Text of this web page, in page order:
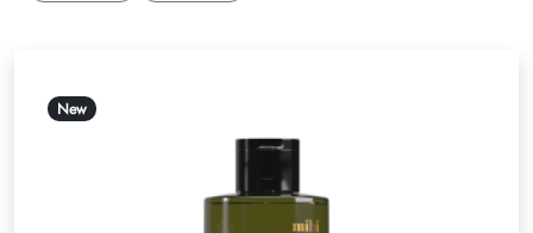
New